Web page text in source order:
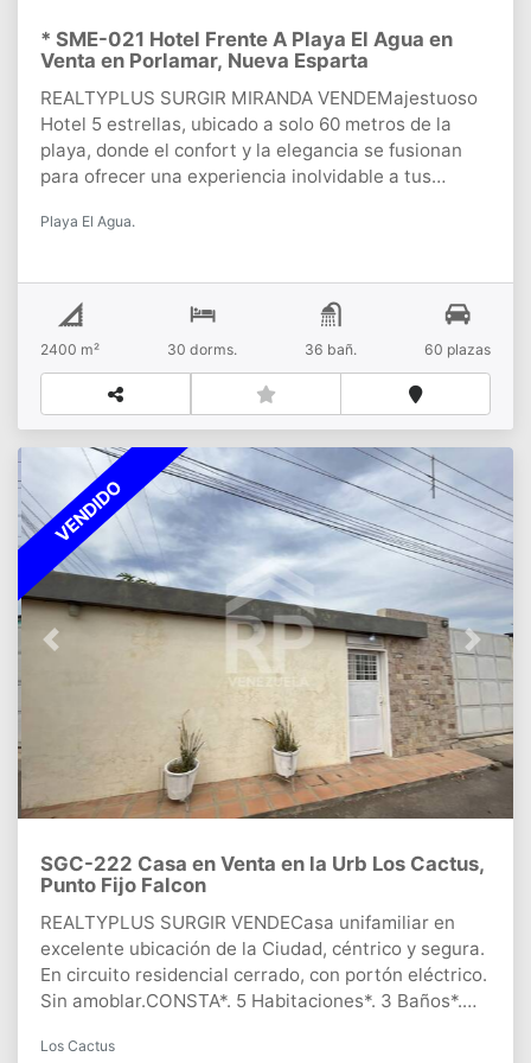
* SME-021 Hotel Frente A Playa El Agua en
Venta en Porlamar, Nueva Esparta
REALTYPLUS SURGIR MIRANDA VENDEMajestuoso
Hotel 5 estrellas, ubicado a solo 60 metros de la
playa, donde el confort y la elegancia se fusionan
para ofrecer una experiencia inolvidable a tus
sofisticación, distribuidas de la siguiente manera:30
cuales 26 cuentan con vista al mar.Elegante
recepción y lobby.Restaurante con capacidad para
52 comensales.Bar Vinoteca para deleitarse con una
selección de los mejores
vinos.Spa.Lavandería.Planta eléctrica que garantiza
un suministro constante de
energía.Estacionamiento para 60 vehículos.Es
importante destacar que, este sofisticado y
acogedor. ¡A estrenar! está Listo para comenzar a
operar y recibir a tus clientes.IMPORTANTE:Este
hotel se vende bajo absoluta confidencialidad, por
tal motivo, deberá firmarse. Para ello, se debe
seguir el siguiente protocolo:Presentar carta de
intensión de compra o carta LOI.Presentar fondos
comprobables.Procedencia de fondos.Y datos de
quienes firman.CONTACTANOS!!!!
Playa El Agua.
2400 m² 30 dorms. 36 bañ. 60 plazas
Previous Next
SGC-222 Casa en Venta en la Urb Los Cactus,
Punto Fijo Falcon
REALTYPLUS SURGIR VENDECasa unifamiliar en
excelente ubicación de la Ciudad, céntrico y segura.
En circuito residencial cerrado, con portón eléctrico.
Sin amoblar.CONSTA*. 5 Habitaciones*. 3 Baños*.
Anexos con entrada independiente*. Garaje con
Los Cactus
VENDIDO